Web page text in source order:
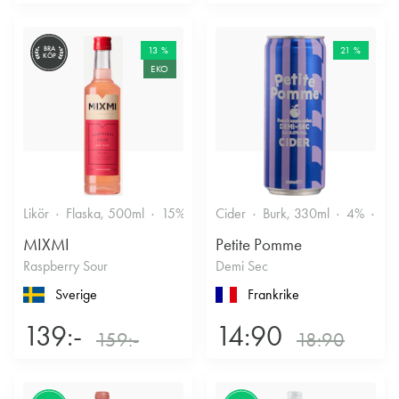
BRA
KÖP
13 %
EKO
Likör Flaska, 500ml 15% Annan likör
MIXMI
Raspberry Sour
Sverige
139:- 159:-
21 %
Cider Burk, 330ml 4%
Petite Pomme
Demi Sec
Frankrike
14:90 18:90